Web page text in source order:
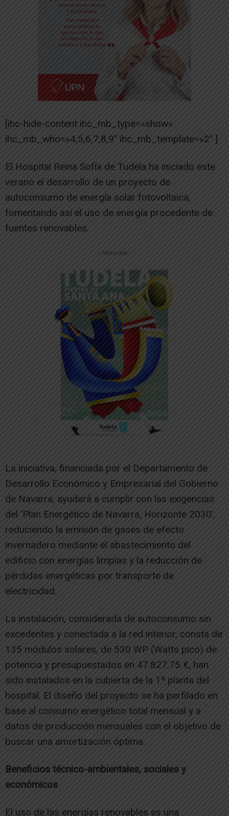
[ihc-hide-content ihc_mb_type=»show»
ihc_mb_who=»4,5,6,7,8,9″ ihc_mb_template=»2″ ]
El Hospital Reina Sofía de Tudela ha iniciado este
verano el desarrollo de un proyecto de
autoconsumo de energía solar fotovoltaica,
fomentando así el uso de energía procedente de
fuentes renovables.
-- Publicidad --
La iniciativa, financiada por el Departamento de
Desarrollo Económico y Empresarial del Gobierno
de Navarra, ayudará a cumplir con las exigencias
del ‘Plan Energético de Navarra, Horizonte 2030’,
reduciendo la emisión de gases de efecto
invernadero mediante el abastecimiento del
edificio con energías limpias y la reducción de
pérdidas energéticas por transporte de
electricidad.
La instalación, considerada de autoconsumo sin
excedentes y conectada a la red interior, consta de
135 módulos solares, de 530 WP (Watts pico) de
potencia y presupuestados en 47.827,75 €, han
sido instalados en la cubierta de la 1ª planta del
hospital. El diseño del proyecto se ha perfilado en
base al consumo energético total mensual y a
datos de producción mensuales con el objetivo de
buscar una amortización óptima.
Beneficios técnico-ambientales, sociales y
económicos
El uso de las energías renovables es una